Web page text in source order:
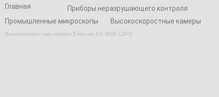
Приборы неразрушающего контроля
Промышленные микроскопы
Высокоскоростные камеры
Высокоскоростная камера Evercam HS 9000-128-C